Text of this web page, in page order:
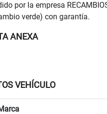
por la empresa
verde) con garantía.
ANEXA
VEHÍCULO